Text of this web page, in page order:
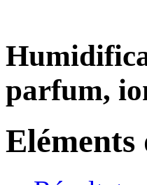
parfum,
Eléments